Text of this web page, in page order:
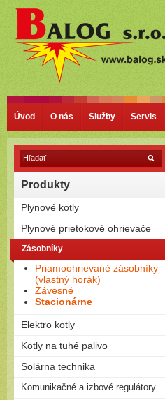
Úvod O nás Služby Servis
Produkty
Plynové kotly
Kondenzačné kotly
Nízkoteplotné - Klasické kotly
Plynové prietokové ohrievače
Plamienkové (s horáčikom)
Bezplamienkové (bateriové)
Turbo (cez stenu - nútený
odťah)
Zásobníky
Priamoohrievané zásobníky
(vlastný horák)
Závesné
Stacionárne
Elektro kotly
Len na kúrenie
zásobník)
Kotly na tuhé palivo
Splyňovacie - pyrolitické kotly
Peletizačné kotly
Solárna technika
Solárne zostavy - ploché
Komunikačné a izbové regulátory